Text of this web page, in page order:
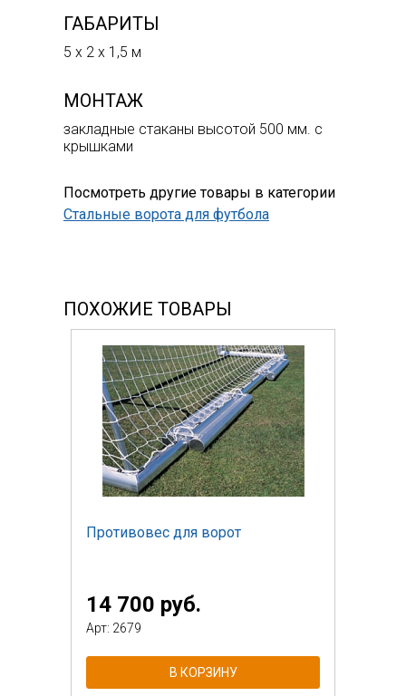
ГАБАРИТЫ
5 х 2 х 1,5 м
МОНТАЖ
закладные стаканы высотой 500 мм. с
крышками
Посмотреть другие товары в категории
Стальные ворота для футбола
ПОХОЖИЕ ТОВАРЫ
Противовес для ворот
14 700 руб.
Арт: 2679
В КОРЗИНУ